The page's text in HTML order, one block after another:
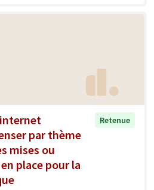
par thème
mises ou
place pour la
Retenue